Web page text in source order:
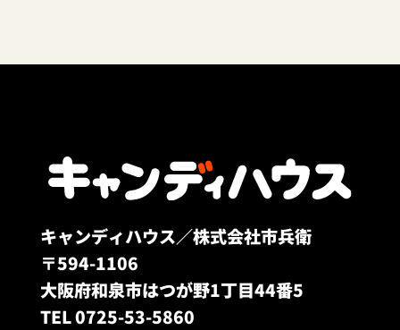
キャンディハウス／株式会社市兵衛
〒594-1106
大阪府和泉市はつが野1丁目44番5
TEL 0725-53-5860